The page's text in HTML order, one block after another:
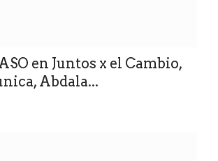
en Juntos x el Cambio,
Abdala...